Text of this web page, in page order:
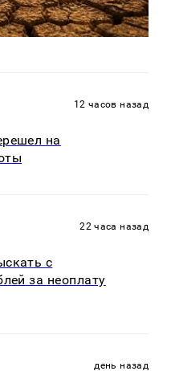
12 часов назад
на
22 часа назад
с
за неоплату
день назад